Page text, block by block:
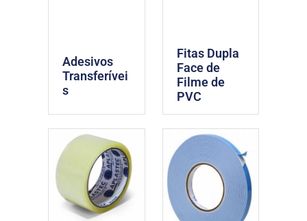
Adesivos
Transferívei
s
Fitas Dupla
Face de
Filme de
PVC